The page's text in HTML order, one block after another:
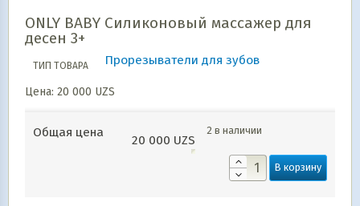
ONLY BABY Силиконовый массажер для
десен 3+
ТИП ТОВАРА Прорезыватели для зубов
Цена: 20 000 UZS
Общая цена
20 000 UZS
2 в наличии
В корзину